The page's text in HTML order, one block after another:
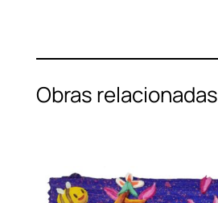
Obras relacionadas